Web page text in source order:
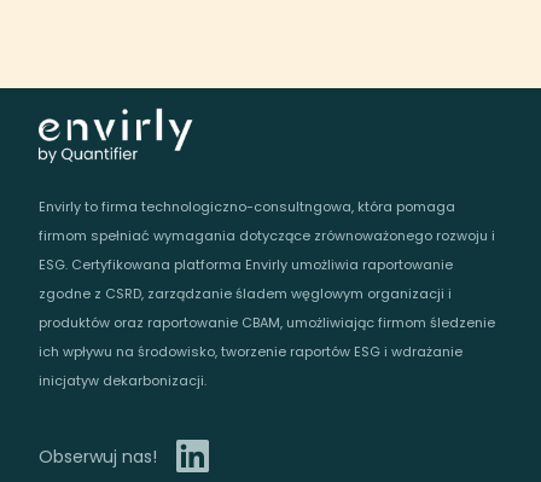
Envirly to firma technologiczno-consultngowa, która pomaga
firmom spełniać wymagania dotyczące zrównoważonego rozwoju i
ESG. Certyfikowana platforma Envirly umożliwia raportowanie
zgodne z CSRD, zarządzanie śladem węglowym organizacji i
produktów oraz raportowanie CBAM, umożliwiając firmom śledzenie
ich wpływu na środowisko, tworzenie raportów ESG i wdrażanie
inicjatyw dekarbonizacji.
Obserwuj nas!